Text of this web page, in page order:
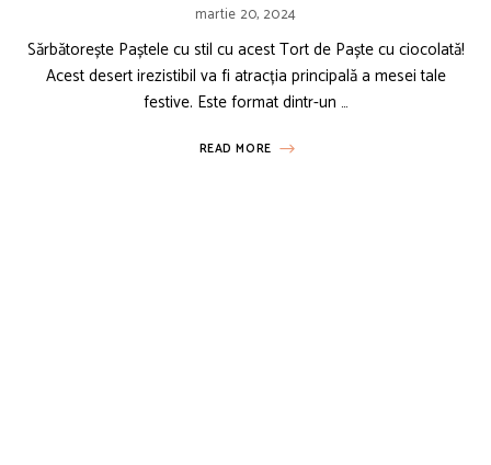
martie 20, 2024
Sărbătorește Paștele cu stil cu acest Tort de Paște cu ciocolată!
Acest desert irezistibil va fi atracția principală a mesei tale
festive. Este format dintr-un …
READ MORE